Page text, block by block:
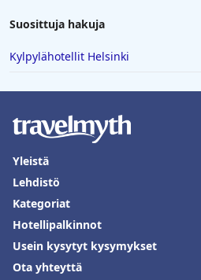
Suosittuja hakuja
Kylpylähotellit Helsinki
Yleistä
Lehdistö
Kategoriat
Hotellipalkinnot
Usein kysytyt kysymykset
Ota yhteyttä